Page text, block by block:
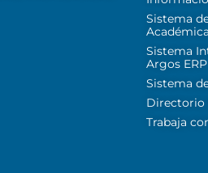
Sistema
Académica
Sistema
Argos ERP
Sistema
Directorio
Trabaja